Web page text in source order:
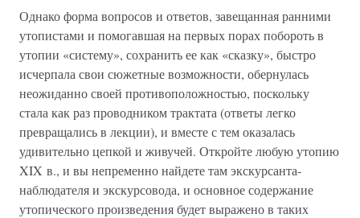
Однако форма вопросов и ответов, завещанная ранними
утопистами и помогавшая на первых порах побороть в
утопии «систему», сохранить ее как «сказку», быстро
исчерпала свои сюжетные возможности, обернулась
неожиданно своей противоположностью, поскольку
стала как раз проводником трактата (ответы легко
превращались в лекции), и вместе с тем оказалась
удивительно цепкой и живучей. Откройте любую утопию
XIX в., и вы непременно найдете там экскурсанта-
наблюдателя и экскурсовода, и основное содержание
утопического произведения будет выражено в таких